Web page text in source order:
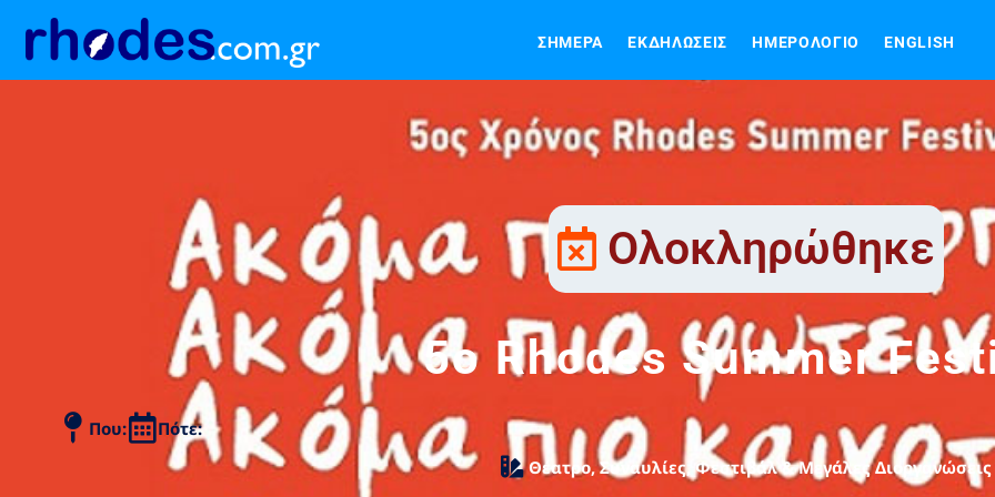
ΣΉΜΕΡΑ ΕΚΔΗΛΏΣΕΙΣ ΗΜΕΡΟΛΌΓΙΟ ENGLISH
Ολοκληρώθηκε
5ο Rhodes Summer
Που:
Πότε:
Θέατρο,Συναυλίες Φεστιβάλ & Μεγάλες Διοργανώσεις